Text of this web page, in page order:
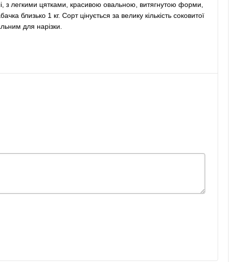
з легкими цятками, красивою овальною, витягнутою форми,
близько 1 кг. Сорт цінується за велику кількість соковитої
для нарізки.